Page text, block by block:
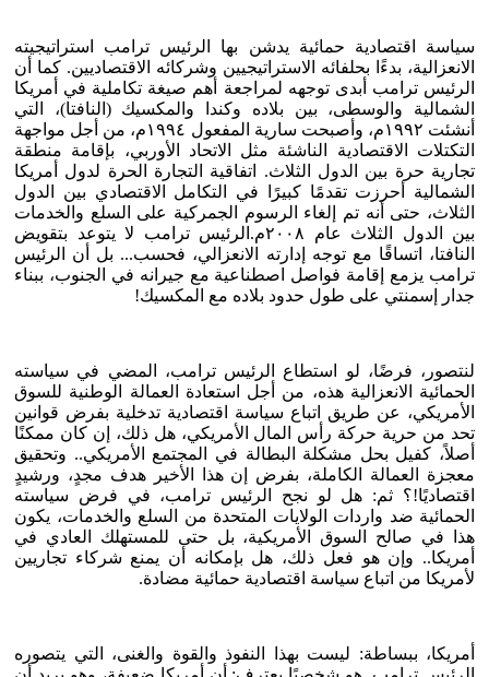
سياسة اقتصادية حمائية يدشن بها الرئيس ترامب استراتيجيته
الانعزالية، بدءًا بحلفائه الاستراتيجيين وشركائه الاقتصاديين. كما أن
الرئيس ترامب أبدى توجهه لمراجعة أهم صيغة تكاملية في أمريكا
الشمالية والوسطى، بين بلاده وكندا والمكسيك (النافتا)، التي
أنشئت ١٩٩٢م، وأصبحت سارية المفعول ١٩٩٤م، من أجل مواجهة
التكتلات الاقتصادية الناشئة مثل الاتحاد الأوربي، بإقامة منطقة
تجارية حرة بين الدول الثلاث. اتفاقية التجارة الحرة لدول أمريكا
الشمالية أحرزت تقدمًا كبيرًا في التكامل الاقتصادي بين الدول
الثلاث، حتى أنه تم إلغاء الرسوم الجمركية على السلع والخدمات
بين الدول الثلاث عام ٢٠٠٨م.الرئيس ترامب لا يتوعد بتقويض
النافتا، اتساقًا مع توجه إدارته الانعزالي، فحسب... بل أن الرئيس
ترامب يزمع إقامة فواصل اصطناعية مع جيرانه في الجنوب، ببناء
جدار إسمنتي على طول حدود بلاده مع المكسيك!
لنتصور، فرضًا، لو استطاع الرئيس ترامب، المضي في سياسته
الحمائية الانعزالية هذه، من أجل استعادة العمالة الوطنية للسوق
الأمريكي، عن طريق اتباع سياسة اقتصادية تدخلية بفرض قوانين
تحد من حرية حركة رأس المال الأمريكي، هل ذلك، إن كان ممكنًا
أصلاً، كفيل بحل مشكلة البطالة في المجتمع الأمريكي.. وتحقيق
معجزة العمالة الكاملة، بفرض إن هذا الأخير هدف مجدٍ، ورشيدٍ
اقتصاديًا!؟ ثم: هل لو نجح الرئيس ترامب، في فرض سياسته
الحمائية ضد واردات الولايات المتحدة من السلع والخدمات، يكون
هذا في صالح السوق الأمريكية، بل حتى للمستهلك العادي في
أمريكا.. وإن هو فعل ذلك، هل بإمكانه أن يمنع شركاء تجاريين
لأمريكا من اتباع سياسة اقتصادية حمائية مضادة.
أمريكا، ببساطة: ليست بهذا النفوذ والقوة والغنى، التي يتصوره